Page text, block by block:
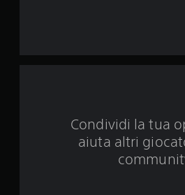
Condividi la tua
aiuta altri